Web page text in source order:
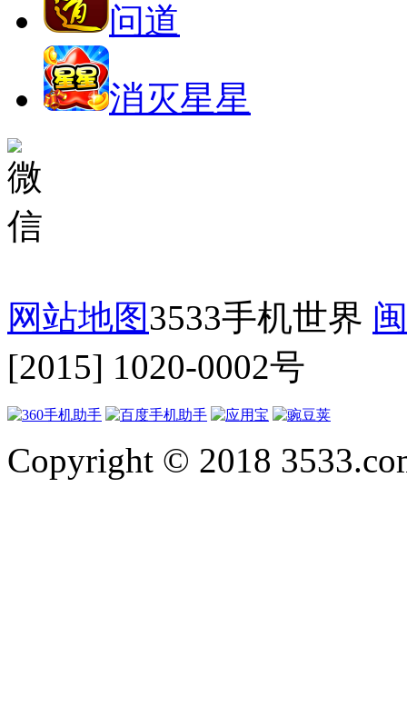
问道
消灭星星
网站地图3533手机世界
[2015] 1020-0002号
Copyright © 2018